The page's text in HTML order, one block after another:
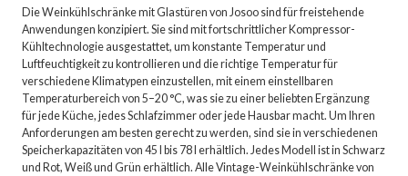
Die Weinkühlschränke mit Glastüren von Josoo sind für freistehende
Anwendungen konzipiert. Sie sind mit fortschrittlicher Kompressor-
Kühltechnologie ausgestattet, um konstante Temperatur und
Luftfeuchtigkeit zu kontrollieren und die richtige Temperatur für
verschiedene Klimatypen einzustellen, mit einem einstellbaren
Temperaturbereich von 5–20 °C, was sie zu einer beliebten Ergänzung
für jede Küche, jedes Schlafzimmer oder jede Hausbar macht. Um Ihren
Anforderungen am besten gerecht zu werden, sind sie in verschiedenen
Speicherkapazitäten von 45 l bis 78 l erhältlich. Jedes Modell ist in Schwarz
und Rot, Weiß und Grün erhältlich. Alle Vintage-Weinkühlschränke von